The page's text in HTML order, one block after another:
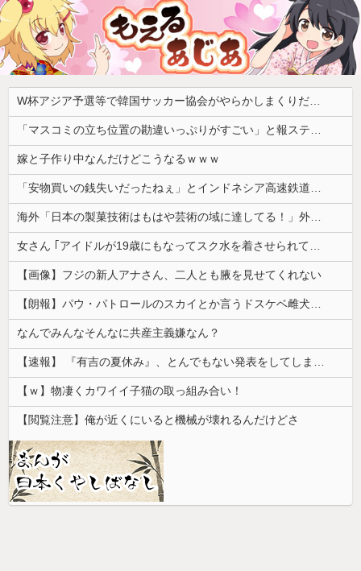
W杯アジア予選等で韓国サッカー協会がやらかしまくりだと発覚、「いきなり共同開催になったしな」と日韓共催の件に言及する声も……
「マスコミの立ち位置の勘違いっぷりがすごい」と報ステ大越キャスターの台詞に視聴者絶句、高市とトランプを同列視させようという思惑がひしひしと
嫁と子作り中なんだけどこうなるｗｗｗ
「安物買いの銭失いだったねぇ」とインドネシア高速鉄道の最終処分に日本側騒然、国家予算は使わないというと何が財源なんだ？
海外「日本の製菓技術はもはや芸術の域に達してる！」外国人が驚いた日本のお菓子の見た目とは・・・？【海外の反応】
女さん ｢アイドルが19歳にもなってスク水を着させられている！｣⇒結果ｗｗｗ
【画像】フジの新人アナさん、二人とも腋を見せてくれない
【朗報】パウ・パトロールのスカイとか言うドスケベ雌犬🐶ｗｗｗｗｗｗｗｗｗｗｗｗ
なんでみんなそんなに共産主義嫌なん？
【速報】 『有吉の夏休み』、とんでもない発表をしてしまう！！！！！
【ｗ】物凄くカワイイ子猫の取っ組み合い！
【閲覧注意】俺が近くにいると機械が壊れるんだけどさ